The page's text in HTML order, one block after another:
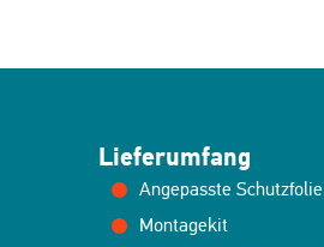
Lieferumfang
Angepasste Schutzfolie
Montagekit